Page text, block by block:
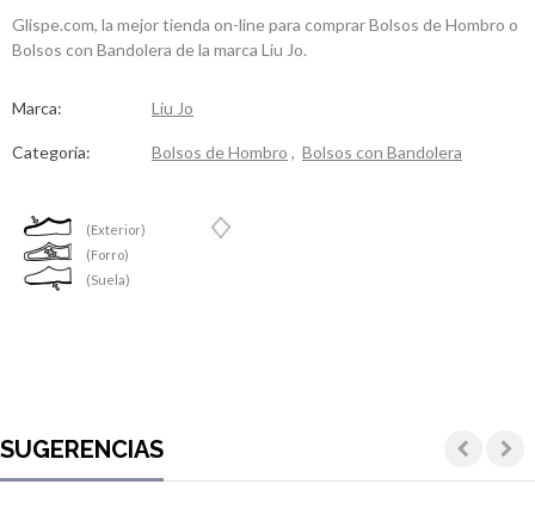
Glispe.com, la mejor tienda on-line para comprar Bolsos de Hombro o
Bolsos con Bandolera de la marca Liu Jo.
Marca: Liu Jo
Categoría: Bolsos de Hombro , Bolsos con Bandolera
(Exterior)
(Forro)
(Suela)
SUGERENCIAS